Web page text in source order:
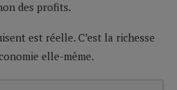
des profits.
est réelle. C’est la richesse
elle-même.